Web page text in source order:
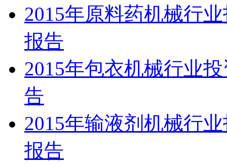
2015年原料药机械行
报告
2015年包衣机械行业
告
2015年输液剂机械行
报告